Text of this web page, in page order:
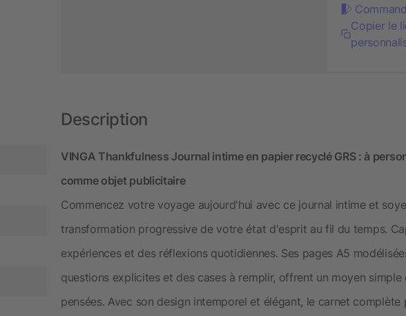
Copier le
Description
VINGA Thankfulness Journal intime en papier recyclé GRS : à
comme objet publicitaire
Commencez votre voyage aujourd'hui avec ce journal intime et
transformation progressive de votre état d'esprit au fil du temps.
expériences et des réflexions quotidiennes. Ses pages A5
questions explicites et des cases à remplir, offrent un moyen
pensées. Avec son design intemporel et élégant, le carnet